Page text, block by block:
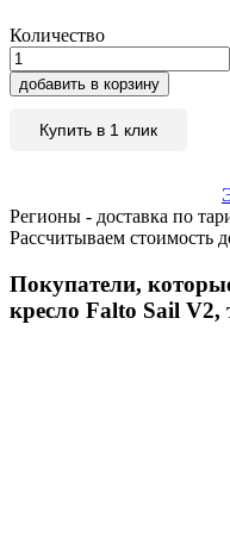
Количество
добавить в корзину
Купить в 1 клик
Регионы - доставка по
Рассчитываем стоимость
Покупатели,
кресло Falto Sail